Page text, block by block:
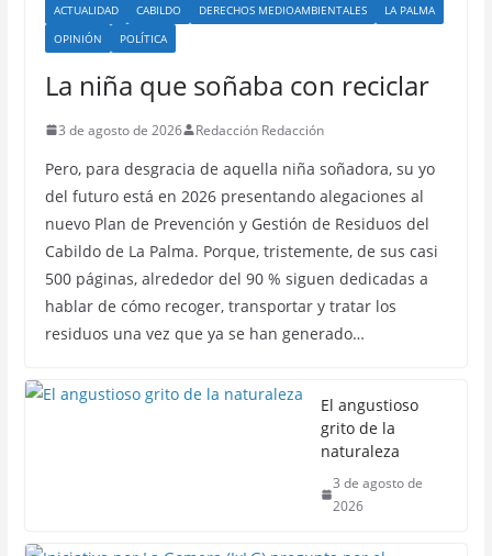
ACTUALIDAD CABILDO DERECHOS MEDIOAMBIENTALES
LA PALMA
OPINIÓN
POLÍTICA
La niña que soñaba con reciclar
3 de agosto de 2026 Redacción Redacción
Pero, para desgracia de aquella niña soñadora, su yo
del futuro está en 2026 presentando alegaciones al
nuevo Plan de Prevención y Gestión de Residuos del
Cabildo de La Palma. Porque, tristemente, de sus casi
500 páginas, alrededor del 90 % siguen dedicadas a
hablar de cómo recoger, transportar y tratar los
residuos una vez que ya se han generado…
El angustioso
grito de la
naturaleza
3 de agosto de
2026